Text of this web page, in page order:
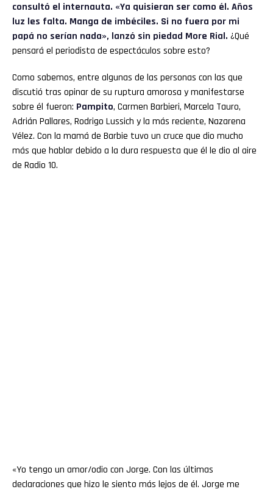
consultó el internauta. «Ya quisieran ser como él. Años
luz les falta. Manga de imbéciles. Si no fuera por mi
papá no serían nada», lanzó sin piedad More Rial. ¿Qué
pensará el periodista de espectáculos sobre esto?
Como sabemos, entre algunas de las personas con las que
discutió tras opinar de su ruptura amorosa y manifestarse
sobre él fueron: Pampito, Carmen Barbieri, Marcela Tauro,
Adrián Pallares, Rodrigo Lussich y la más reciente, Nazarena
Vélez. Con la mamá de Barbie tuvo un cruce que dio mucho
más que hablar debido a la dura respuesta que él le dio al aire
de Radio 10.
«Yo tengo un amor/odio con Jorge. Con las últimas
declaraciones que hizo le siento más lejos de él. Jorge me